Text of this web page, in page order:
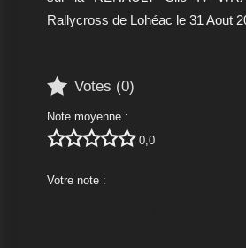
Rallycross de Lohéac le 31 Aout
 Votes (0)
Note moyenne :
 0,0
Votre note :